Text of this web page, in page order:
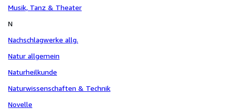
Musik, Tanz & Theater
N
Nachschlagwerke allg.
Natur allgemein
Naturheilkunde
Naturwissenschaften & Technik
Novelle